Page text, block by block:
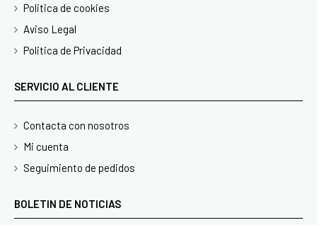
Politica de cookies
Aviso Legal
Politica de Privacidad
SERVICIO AL CLIENTE
Contacta con nosotros
Mi cuenta
Seguimiento de pedidos
BOLETIN DE NOTICIAS